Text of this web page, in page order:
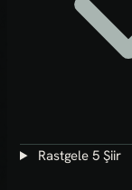
Rastgele 5 Şiir